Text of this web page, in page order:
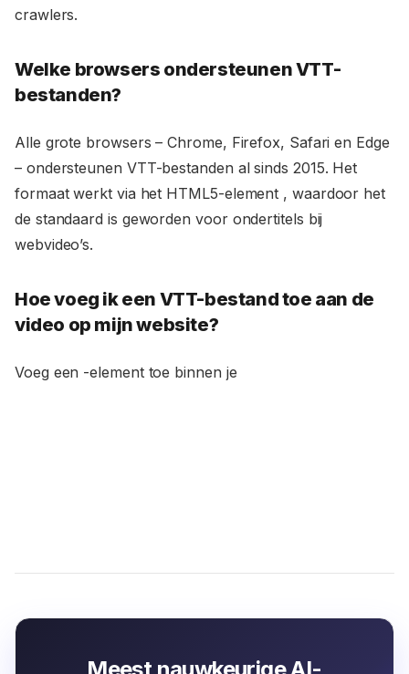
crawlers.
Welke browsers ondersteunen VTT-
bestanden?
Alle grote browsers – Chrome, Firefox, Safari en Edge
– ondersteunen VTT-bestanden al sinds 2015. Het
formaat werkt via het HTML5-element , waardoor het
de standaard is geworden voor ondertitels bij
webvideo’s.
Hoe voeg ik een VTT-bestand toe aan de
video op mijn website?
Voeg een -element toe binnen je